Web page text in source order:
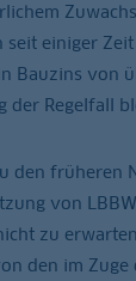
seit einiger
Bauzins von
der Regelfall
den früheren
von
zu
den im Zuge